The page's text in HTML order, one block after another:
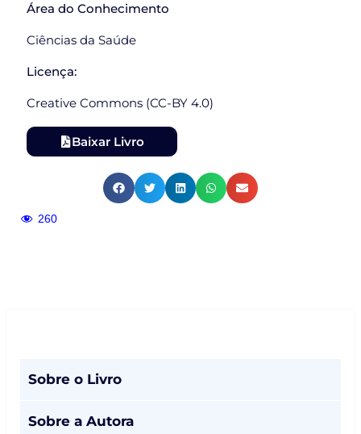
Área do Conhecimento
Ciências da Saúde
Licença:
Creative Commons (CC-BY 4.0)
Baixar Livro
260
Sobre o Livro
Sobre a Autora